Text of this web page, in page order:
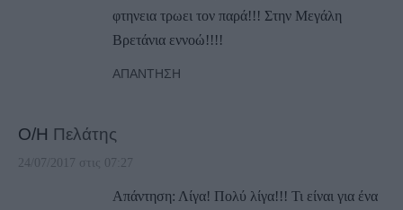
φτηνεια τρωει τον παρά!!! Στην Μεγάλη
Βρετάνια εννοώ!!!!
ΑΠΆΝΤΗΣΗ
Ο/Η Πελάτης
24/07/2017 στις 07:27
Απάντηση: Λίγα! Πολύ λίγα!!! Τι είναι για ένα